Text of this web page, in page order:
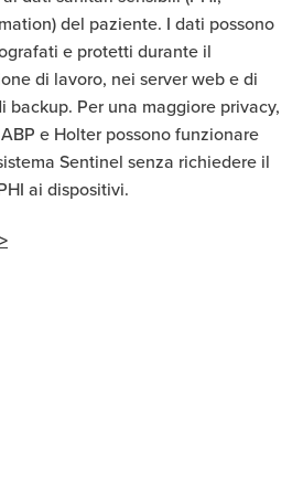
del paziente. I dati possono
e protetti durante il
di lavoro, nei server web e di
backup. Per una maggiore privacy,
e Holter possono funzionare
Sentinel senza richiedere il
ai dispositivi.
>